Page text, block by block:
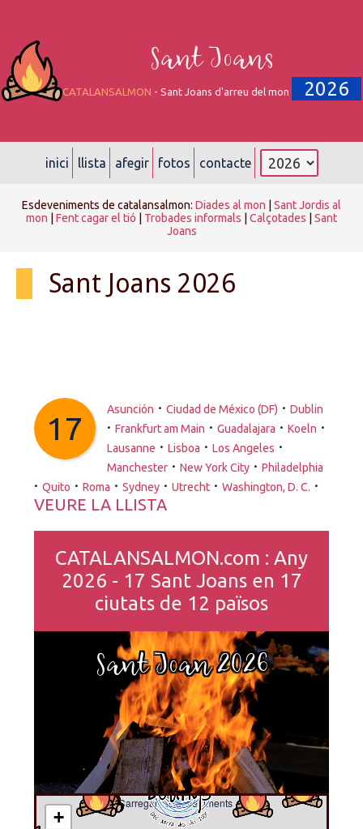
Sant Joans
CATALANSALMON - Sant Joans d'arreu del mon 2026
inici llista afegir fotos contacte
Esdeveniments de catalansalmon: Diades al mon
Sant Jordis al
mon
Fent cagar el tió Trobades informals Calçotades
Sant
Joans
Sant Joans 2026
17
Asunción · Ciudad de México (DF) · Dublin
· Frankfurt am Main · Guadalajara · Koeln ·
Lausanne · Lisboa · Los Angeles ·
Manchester · New York City · Philadelphia
· Quito · Roma · Sydney · Utrecht · Washington, D. C. ·
VEURE LA LLISTA
CATALANSALMON.com : Any
2026 - 17 Sant Joans en 17
ciutats de 12 països
Sant Joan 2026
Carregant esdeveniments ....
+